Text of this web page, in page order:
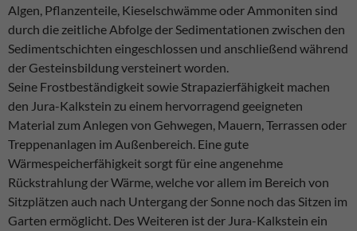
Algen, Pflanzenteile, Kieselschwämme oder Ammoniten sind
durch die zeitliche Abfolge der Sedimentationen zwischen den
Sedimentschichten eingeschlossen und anschließend während
der Gesteinsbildung versteinert worden.
Seine Frostbeständigkeit sowie Strapazierfähigkeit machen
den Jura-Kalkstein zu einem hervorragend geeigneten
Material zum Anlegen von Gehwegen, Mauern, Terrassen oder
Treppenanlagen im Außenbereich. Eine gute
Wärmespeicherfähigkeit sorgt für eine angenehme
Rückstrahlung der Wärme, welche vor allem im Bereich von
Sitzplätzen auch nach Untergang der Sonne noch das Sitzen im
Garten ermöglicht. Des Weiteren ist der Jura-Kalkstein ein